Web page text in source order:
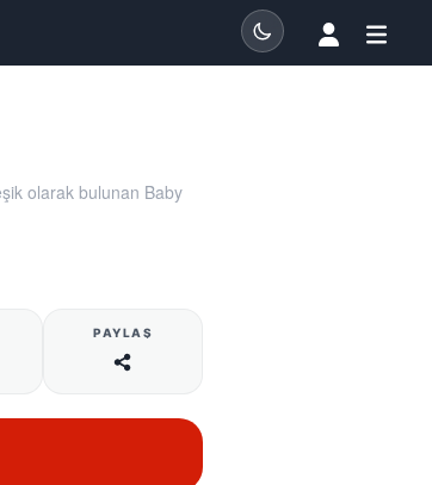
olarak bulunan Baby
PAYLAŞ